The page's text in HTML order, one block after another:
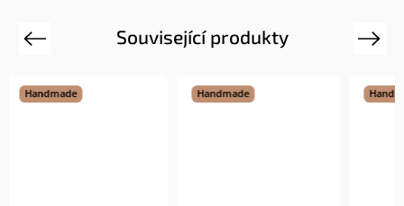
Související produkty
Previous
Handmade Handmade
Next